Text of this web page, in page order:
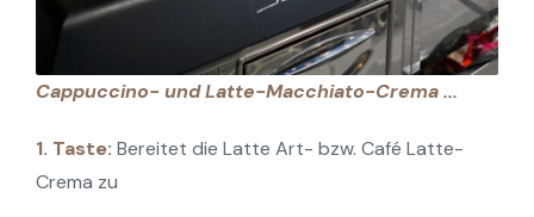
Cappuccino- und Latte-Macchiato-Crema ...
1. Taste: Bereitet die Latte Art- bzw. Café Latte-
Crema zu